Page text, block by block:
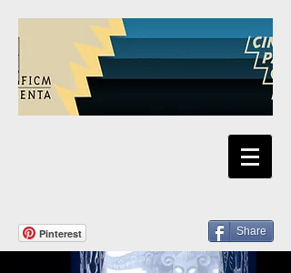
Pinterest Share